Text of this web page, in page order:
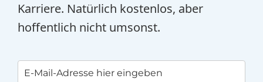
Karriere. Natürlich kostenlos, aber
hoffentlich nicht umsonst.